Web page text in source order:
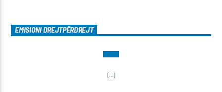
EMISIONI DREJTPËRDREJT
[...]